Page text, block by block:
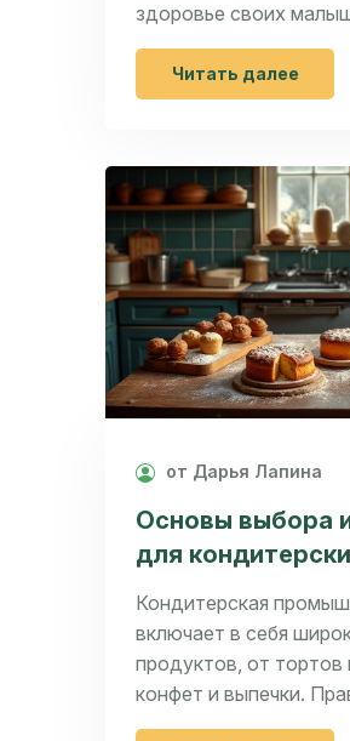
здоровье своих
представлены виды
можно давать детям
Узнайте о
полезные десерты в
условиях.
Читать далее
от Дарья Лапина
Основы выбора
для
Кондитерская
включает в себя
продуктов, от
конфет и выпечки.
ингредиентов